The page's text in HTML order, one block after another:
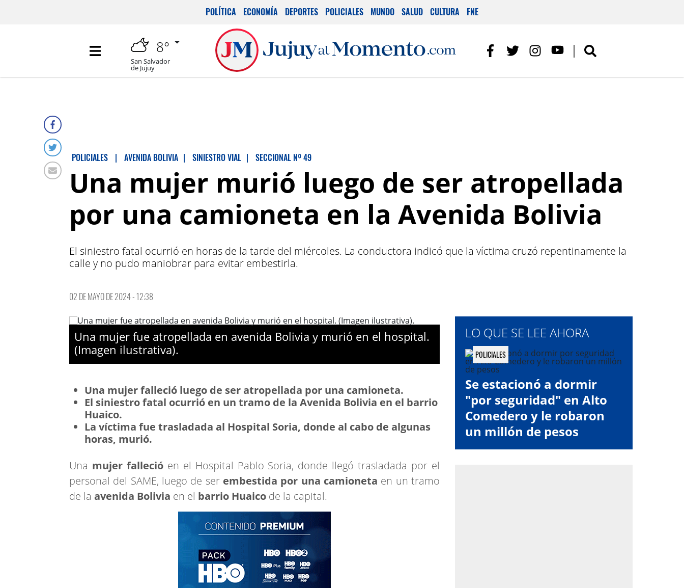
POLÍTICA ECONOMÍA DEPORTES POLICIALES MUNDO SALUD CULTURA FNE
8°
San Salvador
de Jujuy
POLICIALES | AVENIDA BOLIVIA | SINIESTRO VIAL | SECCIONAL Nº 49
Una mujer murió luego de ser atropellada
por una camioneta en la Avenida Bolivia
El siniestro fatal ocurrió en horas de la tarde del miércoles. La conductora indicó que la víctima cruzó repentinamente la
calle y no pudo maniobrar para evitar embestirla.
02 DE MAYO DE 2024 - 12:38
Una mujer fue atropellada en avenida Bolivia y murió en el hospital.
(Imagen ilustrativa).
Una mujer falleció luego de ser atropellada por una camioneta.
El siniestro fatal ocurrió en un tramo de la Avenida Bolivia en el barrio
Huaico.
La víctima fue trasladada al Hospital Soria, donde al cabo de algunas
horas, murió.
Una mujer falleció en el Hospital Pablo Soria, donde llegó trasladada por el
personal del SAME, luego de ser embestida por una camioneta en un tramo
de la avenida Bolivia en el barrio Huaico de la capital.
LO QUE SE LEE AHORA
POLICIALES
Se estacionó a dormir
"por seguridad" en Alto
Comedero y le robaron
un millón de pesos